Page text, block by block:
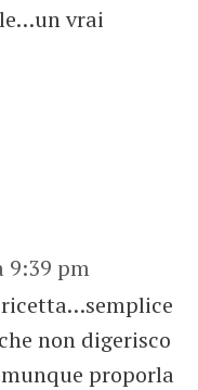
vrai
9:39 pm
non digerisco
proporla